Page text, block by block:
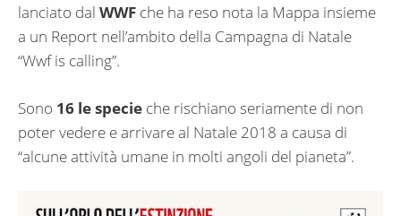
lanciato dal WWF che ha reso nota la Mappa insieme
a un Report nell’ambito della Campagna di Natale
“Wwf is calling”.
Sono 16 le specie che rischiano seriamente di non
poter vedere e arrivare al Natale 2018 a causa di
“alcune attività umane in molti angoli del pianeta”.